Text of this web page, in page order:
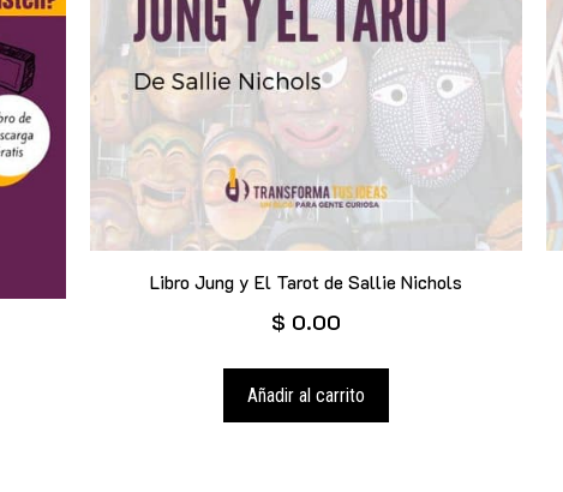
Libro Jung y El Tarot de Sallie Nichols
$ 0.00
Añadir al carrito